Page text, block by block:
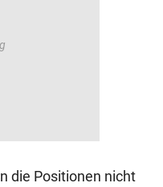
die Positionen nicht